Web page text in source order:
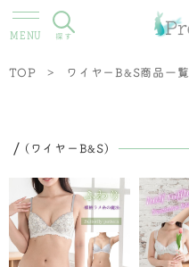
探す
TOP ワイヤーB&S商品一覧
(ワイヤーB&S)